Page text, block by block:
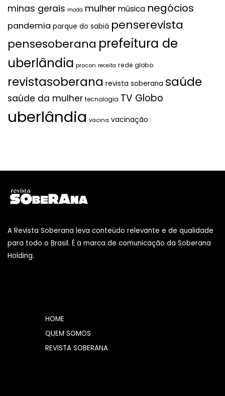
minas gerais moda mulher música negócios
pandemia parque do sabiá penserevista
pensesoberana prefeitura de
uberlândia procon receita rede globo
revistasoberana revista soberana saúde
saúde da mulher tecnologia TV Globo
uberlândia vacina vacinação
A Revista Soberana leva conteúdo relevante e de qualidade
para todo o Brasil. É a marca de comunicação da Soberana
Holding.
HOME
QUEM SOMOS
REVISTA SOBERANA